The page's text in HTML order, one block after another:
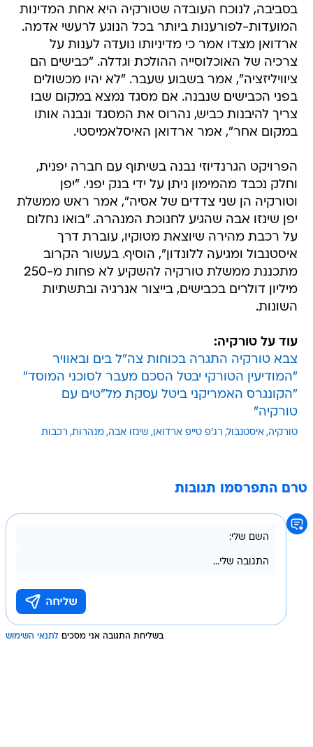
בסביבה, לנוכח העובדה שטורקיה היא אחת המדינות
המועדות-לפורענות ביותר בכל הנוגע לרעשי אדמה.
ארדואן מצדו אמר כי מדיניותו נועדה לענות על
צרכיה של האוכלוסייה ההולכת וגדלה. "כבישים הם
ציוויליזציה", אמר בשבוע שעבר. "לא יהיו מכשולים
בפני הכבישים שנבנה. אם מסגד נמצא במקום שבו
צריך להיבנות כביש, נהרוס את המסגד ונבנה אותו
במקום אחר", אמר ארדואן האיסלאמיסטי.
הפרויקט הגרנדיוזי נבנה בשיתוף עם חברה יפנית,
וחלק נכבד מהמימון ניתן על ידי בנק יפני. "יפן
וטורקיה הן שני צדדים של אסיה", אמר ראש ממשלת
יפן שינזו אבה שהגיע לחנוכת המנהרה. "בואו נחלום
על רכבת מהירה שיוצאת מטוקיו, עוברת דרך
איסטנבול ומגיעה ללונדון", הוסיף. בעשור הקרוב
מתכננת ממשלת טורקיה להשקיע לא פחות מ-250
מיליון דולרים בכבישים, בייצור אנרגיה ובתשתיות
השונות.
עוד על טורקיה:
צבא טורקיה התגרה בכוחות צה"ל בים ובאוויר
"המודיעין הטורקי יבטל הסכם מעבר לסוכני המוסד"
"הקונגרס האמריקני ביטל עסקת מל"טים עם
טורקיה"
טורקיה איסטנבול רג'פ טייפ ארדואן שינזו אבה מנהרות רכבות
טרם התפרסמו תגובות
בשליחת התגובה אני מסכים לתנאי השימוש